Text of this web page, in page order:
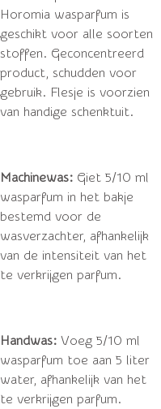
Horomia wasparfum is
geschikt voor alle soorten
stoffen. Geconcentreerd
product, schudden voor
gebruik. Flesje is voorzien
van handige schenktuit.
Machinewas: Giet 5/10 ml
wasparfum in het bakje
bestemd voor de
wasverzachter, afhankelijk
van de intensiteit van het
te verkrijgen parfum.
Handwas: Voeg 5/10 ml
wasparfum toe aan 5 liter
water, afhankelijk van het
te verkrijgen parfum.